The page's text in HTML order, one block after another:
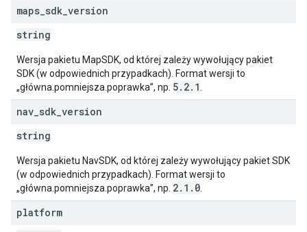
maps sdk version
string
Wersja pakietu MapSDK, od której zależy wywołujący pakiet
SDK (w odpowiednich przypadkach). Format wersji to
„główna.pomniejsza.poprawka”, np. 5.2.1
nav sdk version
string
Wersja pakietu NavSDK, od której zależy wywołujący pakiet SDK
(w odpowiednich przypadkach). Format wersji to
„główna.pomniejsza.poprawka”, np. 2.1.0
platform